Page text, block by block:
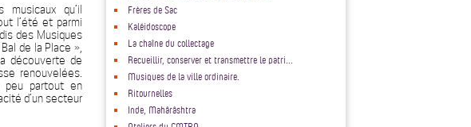
qu’il
l’été et parmi
des Musiques
de la Place »,
découverte de
renouvelées.
peu partout en
d’un secteur
Frères de Sac
Kaléidoscope
La chaîne du collectage
Recueillir, conserver et transmettre le patri...
Musiques de la ville ordinaire.
Ritournelles
Inde, Mahârâshtra